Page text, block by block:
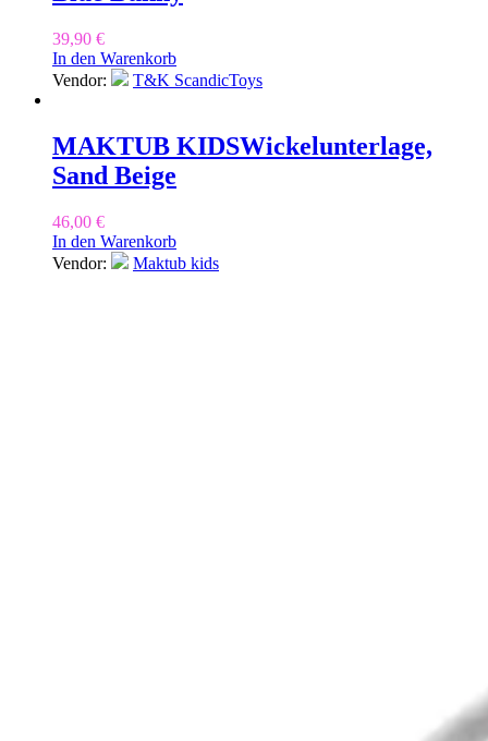
39,90 €
In den Warenkorb
Vendor:
T&K ScandicToys
MAKTUB KIDSWickelunterlage,
Sand Beige
46,00 €
In den Warenkorb
Vendor:
Maktub kids